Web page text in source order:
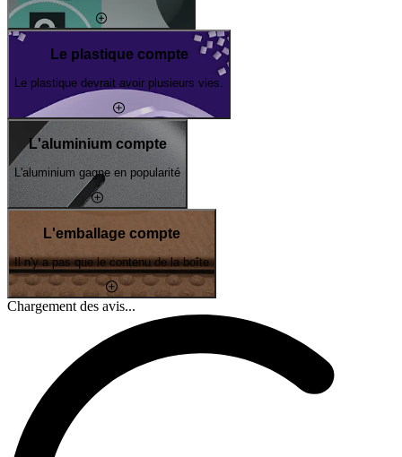
Le plastique compte
Le plastique devrait avoir plusieurs vies.
L'aluminium compte
L'aluminium gagne en popularité
L'emballage compte
Il n'y a pas que le contenu de la boîte
Chargement des avis...